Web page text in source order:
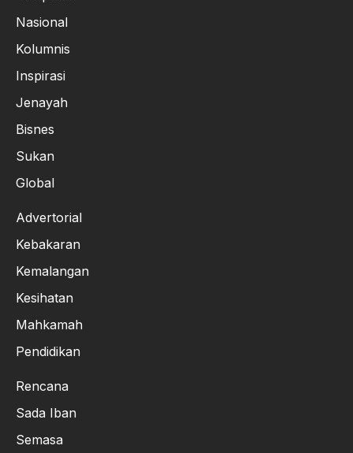
Nasional
Kolumnis
Inspirasi
Jenayah
Bisnes
Sukan
Global
Advertorial
Kebakaran
Kemalangan
Kesihatan
Mahkamah
Pendidikan
Rencana
Sada Iban
Semasa